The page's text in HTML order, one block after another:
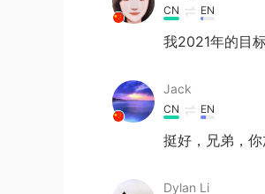
CN EN
我2021年的目
Jack
CN EN
挺好，兄弟，
Dylan Li